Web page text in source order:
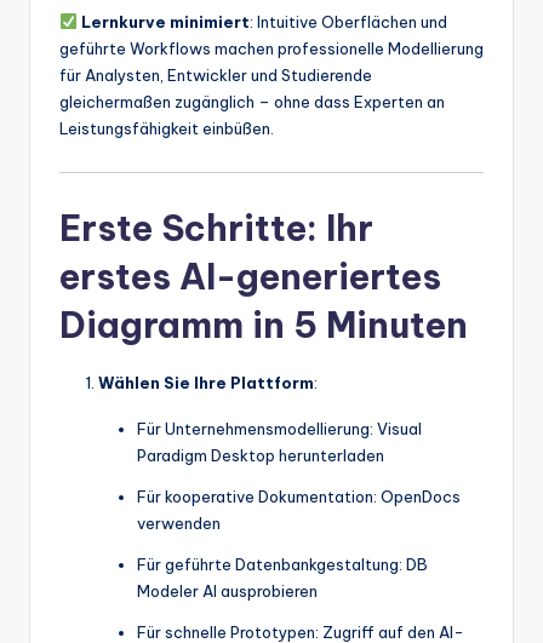
Lernkurve minimiert: Intuitive Oberflächen und
geführte Workflows machen professionelle Modellierung
für Analysten, Entwickler und Studierende
gleichermaßen zugänglich – ohne dass Experten an
Leistungsfähigkeit einbüßen.
Erste Schritte: Ihr
erstes AI-generiertes
Diagramm in 5 Minuten
Wählen Sie Ihre Plattform:
Für Unternehmensmodellierung: Visual
Paradigm Desktop herunterladen
Für kooperative Dokumentation: OpenDocs
verwenden
Für geführte Datenbankgestaltung: DB
Modeler AI ausprobieren
Für schnelle Prototypen: Zugriff auf den AI-